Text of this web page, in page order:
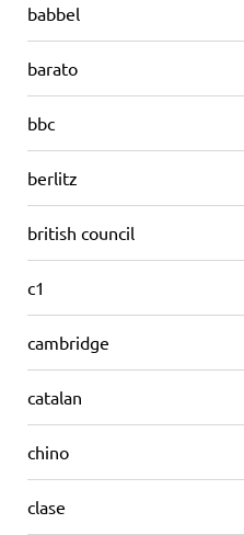
babbel
barato
bbc
berlitz
british council
c1
cambridge
catalan
chino
clase